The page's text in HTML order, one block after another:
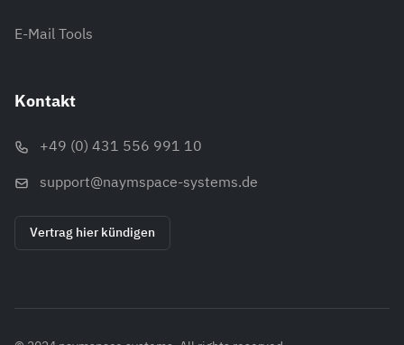
E-Mail Tools
Kontakt
+49 (0) 431 556 991 10
support@naymspace-systems.de
Vertrag hier kündigen